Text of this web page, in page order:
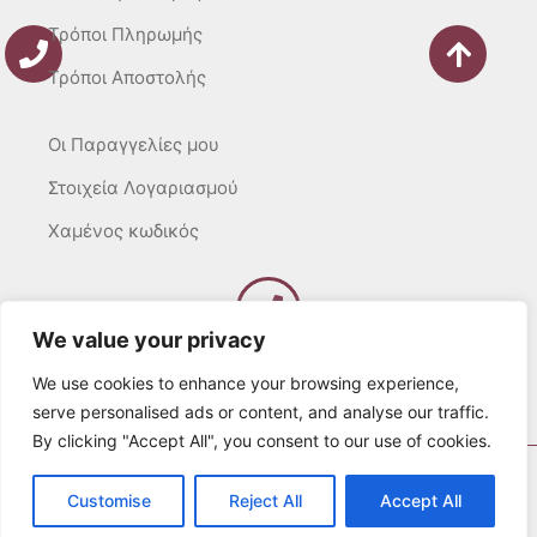
We value your privacy
We use cookies to enhance your browsing experience,
serve personalised ads or content, and analyse our traffic.
By clicking "Accept All", you consent to our use of cookies.
Customise Reject All Accept All
Τρόποι Πληρωμής
Τρόποι Αποστολής
Οι Παραγγελίες μου
Στοιχεία Λογαριασμού
Χαμένος κωδικός
Καλέστε μας
Δευτ – Τετ. – Σαβ. : 10:00 – 15:00
Τρίτ. – Πέμπτ. – Παρ. : 10:00 – 21:00
© 2022 Λευκά Όνειρα All rights Reserved